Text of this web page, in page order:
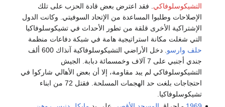
التشيكوسلوفاكي. فقد اعترض بعض قادة الحزب على تلك
الإصلاحات وطلبوا المساعدة من الإتحاد السوفيتي. وكانت الدول
الإشتراكية الأخرى قلقة من تطور الأحداث في تشيكوسلوفاكيا
التي شغلت مكانة استراتيجية هامة في شبكة دفاعات منظمة
حلف وارسو
. دخل الأراضي التشيكوسلوفاكية آنذاك 600 ألف
جندي أجنبي على 7 آلاف وخمسمائة دبابة. الجيش
التشيكوسلوفاكي لم يبد مقاومة، إلا أن بعض الأهالي شاركوا في
احتجاجات بلغت حد الهجمات المسلحة. فقتل 72 من ابناء
تشيكوسلوفاكيا.